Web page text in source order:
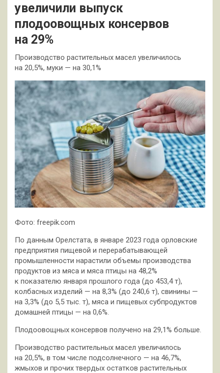
увеличили выпуск
плодоовощных консервов
на 29%
Производство растительных масел увеличилось
на 20,5%, муки — на 30,1%
Фото: freepik.com
По данным Орелстата, в январе 2023 года орловские
предприятия пищевой и перерабатывающей
промышленности нарастили объемы производства
продуктов из мяса и мяса птицы на 48,2%
к показателю января прошлого года (до 453,4 т),
колбасных изделий — на 8,3% (до 240,6 т), свинины —
на 3,3% (до 5,5 тыс. т), мяса и пищевых субпродуктов
домашней птицы — на 0,6%.
Плодоовощных консервов получено на 29,1% больше.
Производство растительных масел увеличилось
на 20,5%, в том числе подсолнечного — на 46,7%,
жмыхов и прочих твердых остатков растительных